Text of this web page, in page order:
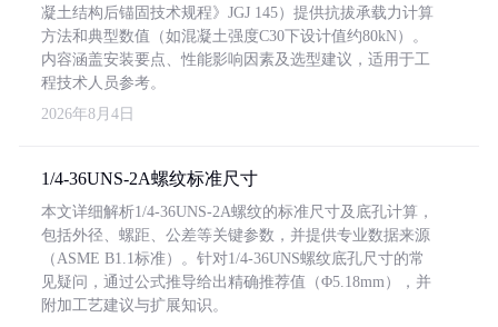
凝土结构后锚固技术规程》JGJ 145）提供抗拔承载力计算
方法和典型数值（如混凝土强度C30下设计值约80kN）。
内容涵盖安装要点、性能影响因素及选型建议，适用于工
程技术人员参考。
2026年8月4日
1/4-36UNS-2A螺纹标准尺寸
本文详细解析1/4-36UNS-2A螺纹的标准尺寸及底孔计算，
包括外径、螺距、公差等关键参数，并提供专业数据来源
（ASME B1.1标准）。针对1/4-36UNS螺纹底孔尺寸的常
见疑问，通过公式推导给出精确推荐值（Φ5.18mm），并
附加工艺建议与扩展知识。